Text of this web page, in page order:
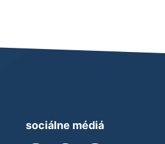
sociálne médiá